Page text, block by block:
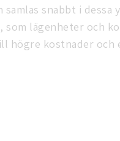
samlas snabbt i
som lägenheter och
kostnader och